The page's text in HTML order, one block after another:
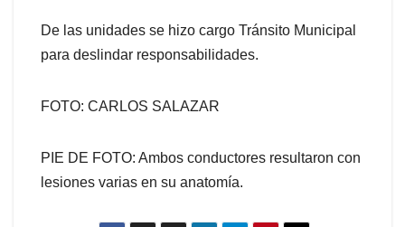
De las unidades se hizo cargo Tránsito Municipal
para deslindar responsabilidades.
FOTO: CARLOS SALAZAR
PIE DE FOTO: Ambos conductores resultaron con
lesiones varias en su anatomía.